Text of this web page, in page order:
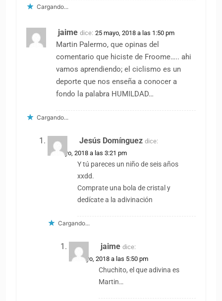
Cargando...
jaime dice: 25 mayo, 2018 a las 1:50 pm
Martin Palermo, que opinas del
comentario que hiciste de Froome….. ahi
vamos aprendiendo; el ciclismo es un
deporte que nos enseña a conocer a
fondo la palabra HUMILDAD…
Cargando...
Jesús Domínguez dice:
25 mayo, 2018 a las 3:21 pm
Y tú pareces un niño de seis años
xxdd.
Comprate una bola de cristal y
dedícate a la adivinación
Cargando...
jaime dice:
25 mayo, 2018 a las 5:50 pm
Chuchito, el que adivina es
Martin…